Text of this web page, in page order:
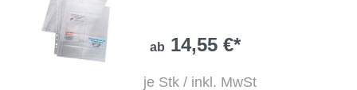
ab 14,55 €*
je Stk / inkl. MwSt